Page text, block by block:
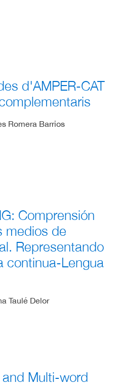
d'AMPER-CAT
Romera Barrios
Comprensión
medios de
Representando
continua-Lengua
Taulé Delor
and Multi-word